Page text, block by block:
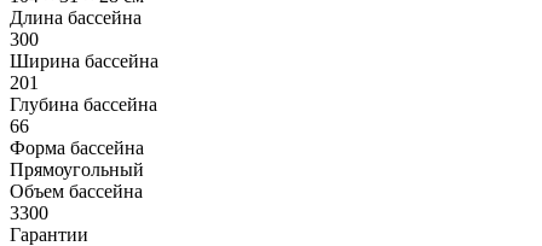
Длина бассейна
300
Ширина бассейна
201
Глубина бассейна
66
Форма бассейна
Прямоугольный
Объем бассейна
3300
Гарантии